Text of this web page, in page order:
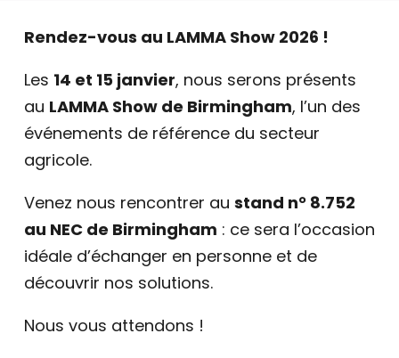
Rendez-vous au LAMMA Show 2026 !
Les 14 et 15 janvier, nous serons présents
au LAMMA Show de Birmingham, l’un des
événements de référence du secteur
agricole.
Venez nous rencontrer au stand n° 8.752
au NEC de Birmingham : ce sera l’occasion
idéale d’échanger en personne et de
découvrir nos solutions.
Nous vous attendons !